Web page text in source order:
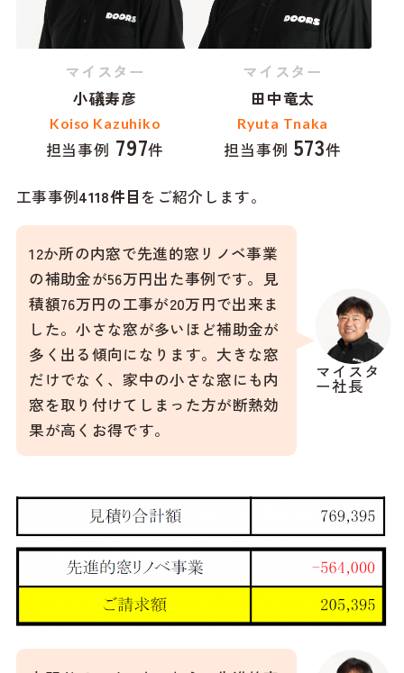
マイスター
小礒寿彦
Koiso Kazuhiko
担当事例 797件
マイスター
田中竜太
Ryuta Tnaka
担当事例 573件
工事事例4118件目をご紹介します。
マイスタ
ー社長
12か所の内窓で先進的窓リノベ事業
の補助金が56万円出た事例です。見
積額76万円の工事が20万円で出来ま
した。小さな窓が多いほど補助金が
多く出る傾向になります。大きな窓
だけでなく、家中の小さな窓にも内
窓を取り付けてしまった方が断熱効
果が高くお得です。